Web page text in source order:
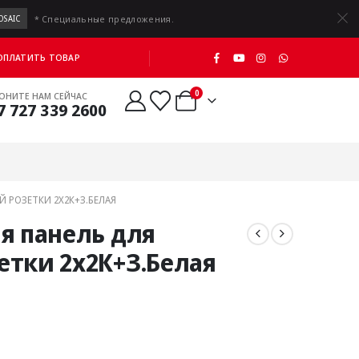
* Специальные предложения.
ТОВАР
НАМ СЕЙЧАС
727 339 2600
0
РОЗЕТКИ 2Х2К+З.БЕЛАЯ
панель для
2х2К+З.Белая